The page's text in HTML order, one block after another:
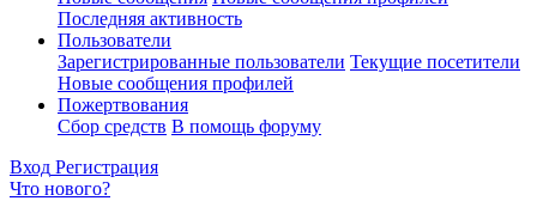
Последняя активность
Пользователи
Зарегистрированные пользователи Текущие посетители
Новые сообщения профилей
Пожертвования
Сбор средств В помощь форуму
Вход Регистрация
Что нового?